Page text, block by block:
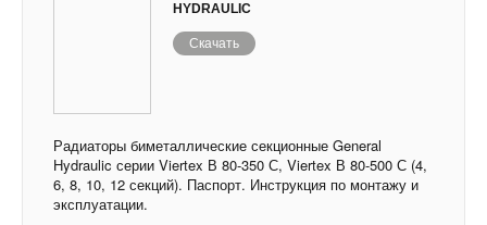
HYDRAULIC
Скачать
Радиаторы биметаллические секционные General
Hydraulic серии Viertex В 80-350 С, Viertex В 80-500 С (4,
6, 8, 10, 12 секций). Паспорт. Инструкция по монтажу и
эксплуатации.